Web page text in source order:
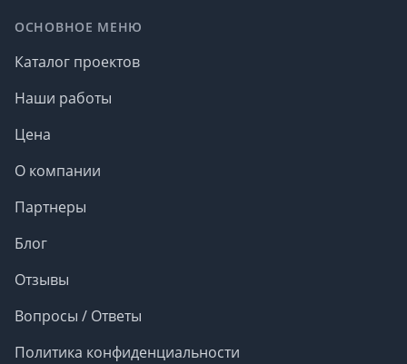
ОСНОВНОЕ МЕНЮ
Каталог проектов
Наши работы
Цена
О компании
Партнеры
Блог
Отзывы
Вопросы / Ответы
Политика конфиденциальности